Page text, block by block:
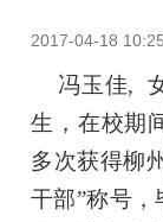
2017-04-18
冯玉佳, 女
生，在校期
多次获得柳
干部”称号，